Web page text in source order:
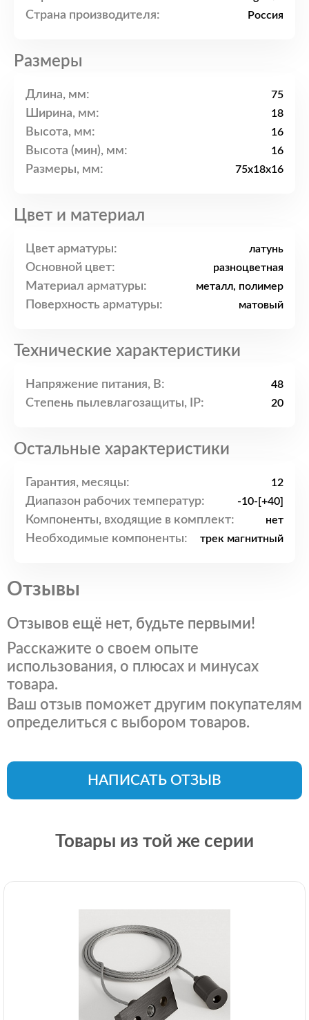
Страна производителя: Россия
Размеры
Длина, мм: 75
Ширина, мм: 18
Высота, мм: 16
Высота (мин), мм: 16
Размеры, мм: 75x18x16
Цвет и материал
Цвет арматуры: латунь
Основной цвет: разноцветная
Материал арматуры: металл, полимер
Поверхность арматуры: матовый
Технические характеристики
Напряжение питания, В: 48
Степень пылевлагозащиты, IP: 20
Остальные характеристики
Гарантия, месяцы: 12
Диапазон рабочих температур: -10-[+40]
Компоненты, входящие в комплект: нет
Необходимые компоненты: трек магнитный
Отзывы
Отзывов ещё нет, будьте первыми!
Расскажите о своем опыте
использования, о плюсах и минусах
товара.
Ваш отзыв поможет другим покупателям
определиться с выбором товаров.
НАПИСАТЬ ОТЗЫВ
Товары из той же серии